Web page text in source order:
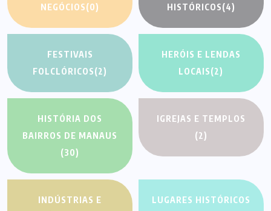
NEGÓCIOS(0)
HISTÓRICOS(4)
FESTIVAIS
FOLCLÓRICOS(2)
HERÓIS E LENDAS
LOCAIS(2)
HISTÓRIA DOS
BAIRROS DE MANAUS
(30)
IGREJAS E TEMPLOS
(2)
INDÚSTRIAS E
LUGARES HISTÓRICOS